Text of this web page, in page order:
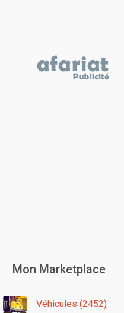
Mon Marketplace
Véhicules (2452)